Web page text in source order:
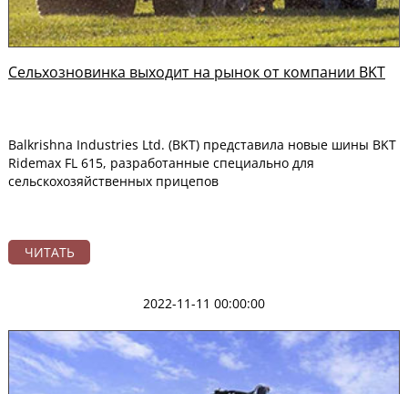
Сельхозновинка выходит на рынок от компании BKT
Balkrishna Industries Ltd. (BKT) представила новые шины BKT
Ridemax FL 615, разработанные специально для
сельскохозяйственных прицепов
ЧИТАТЬ
2022-11-11 00:00:00